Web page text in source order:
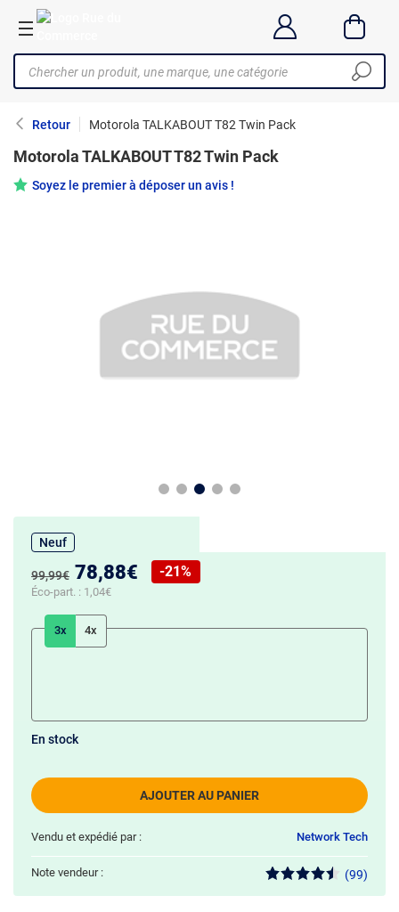
Retour Motorola TALKABOUT T82 Twin Pack
Motorola TALKABOUT T82 Twin Pack
Soyez le premier à déposer un avis !
Neuf
Ancien prix :
99,99€ Nouveau prix :
78,88€
Réduction de :
-21%
Éco-part. : 1,04€
3x 4x
AJOUTER AU PANIER
En stock
Vendu et expédié par : Network Tech
Note vendeur : (99)